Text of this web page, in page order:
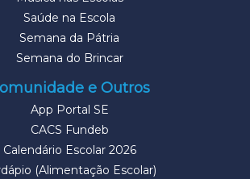
Saúde na Escola
Semana da Pátria
Semana do Brincar
e Outros
App Portal SE
CACS Fundeb
Calendário Escolar 2026
(Alimentação Escolar)